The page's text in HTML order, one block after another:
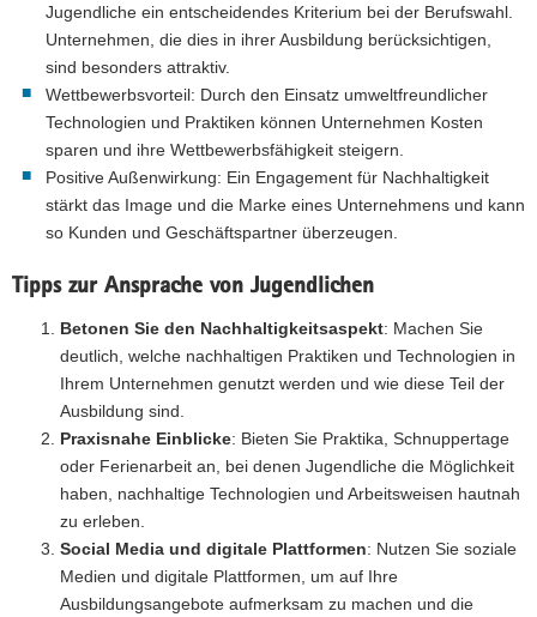
Jugendliche ein entscheidendes Kriterium bei der Berufswahl.
Unternehmen, die dies in ihrer Ausbildung berücksichtigen,
sind besonders attraktiv.
Wettbewerbsvorteil: Durch den Einsatz umweltfreundlicher
Technologien und Praktiken können Unternehmen Kosten
sparen und ihre Wettbewerbsfähigkeit steigern.
Positive Außenwirkung: Ein Engagement für Nachhaltigkeit
stärkt das Image und die Marke eines Unternehmens und kann
so Kunden und Geschäftspartner überzeugen.
Tipps zur Ansprache von Jugendlichen
Betonen Sie den Nachhaltigkeitsaspekt: Machen Sie
deutlich, welche nachhaltigen Praktiken und Technologien in
Ihrem Unternehmen genutzt werden und wie diese Teil der
Ausbildung sind.
Praxisnahe Einblicke: Bieten Sie Praktika, Schnuppertage
oder Ferienarbeit an, bei denen Jugendliche die Möglichkeit
haben, nachhaltige Technologien und Arbeitsweisen hautnah
zu erleben.
Social Media und digitale Plattformen: Nutzen Sie soziale
Medien und digitale Plattformen, um auf Ihre
Ausbildungsangebote aufmerksam zu machen und die